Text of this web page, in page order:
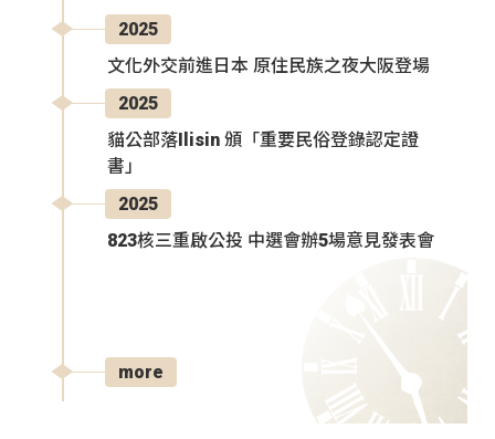
2025
文化外交前進日本 原住民族之夜大阪登場
2025
貓公部落Ilisin 頒「重要民俗登錄認定證
書」
2025
823核三重啟公投 中選會辦5場意見發表會
more